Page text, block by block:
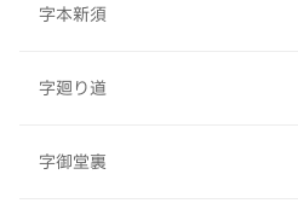
字本新須
字廻り道
字御堂裏